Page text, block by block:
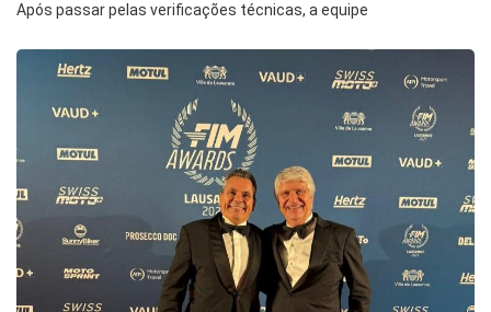
Após passar pelas verificações técnicas, a equipe